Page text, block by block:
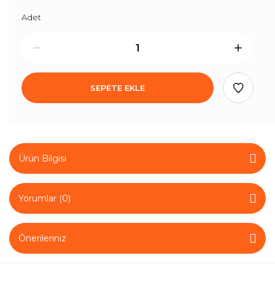
Adet
SEPETE EKLE
Ürün Bilgisi
Yorumlar (0)
Önerileriniz